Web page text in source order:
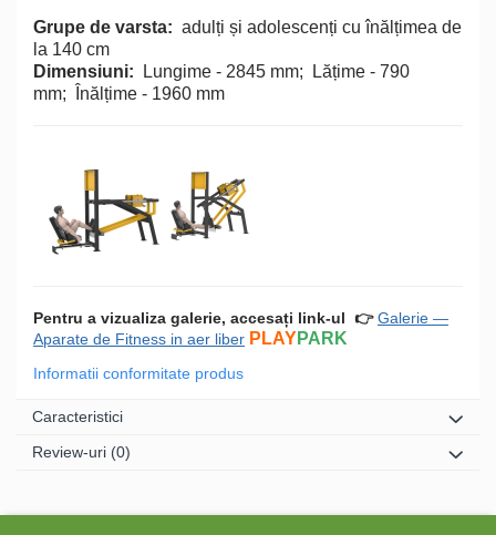
Grupe de varsta: adulți și adolescenți cu înălțimea de
la 140 cm
Dimensiuni:
Lungime - 2845 mm;
Lățime - 790
mm;
Înălțime - 1960 mm
Pentru a vizualiza galerie, accesați link-ul 👉Galerie —
Aparate de Fitness in aer liber PLAYPARK
Informatii conformitate produs
Caracteristici
Review-uri (0)